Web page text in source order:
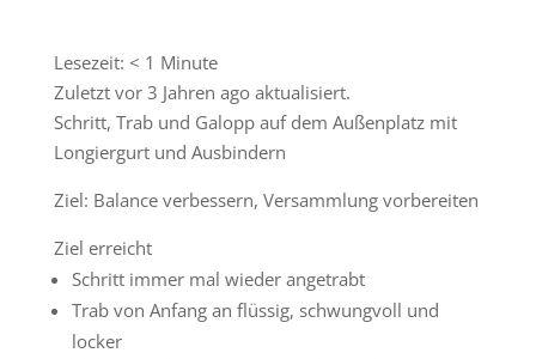
Lesezeit: < 1 Minute
Zuletzt vor 3 Jahren ago aktualisiert.
Schritt, Trab und Galopp auf dem Außenplatz mit
Longiergurt und Ausbindern
Ziel: Balance verbessern, Versammlung vorbereiten
Ziel erreicht
Schritt immer mal wieder angetrabt
Trab von Anfang an flüssig, schwungvoll und
locker